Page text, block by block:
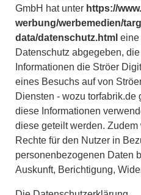
GmbH hat unter https://
werbung/werbemedien/
data/datenschutz.html eine
Datenschutz abgegeben,
Informationen die Ströer
eines Besuchs auf von
Diensten - wozu torfabrik.de
diese Informationen
diese geteilt werden.
Rechte für den Nutzer in
personenbezogenen Daten
Auskunft, Berichtigung,